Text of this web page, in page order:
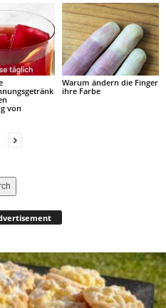
von
Warum ändern die Finger
ihre Farbe